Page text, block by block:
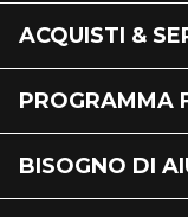
ACQUISTI &
PROGRAMMA
BISOGNO DI